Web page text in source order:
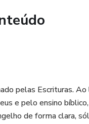
pelas Escrituras.
e pelo ensino
de forma clara,